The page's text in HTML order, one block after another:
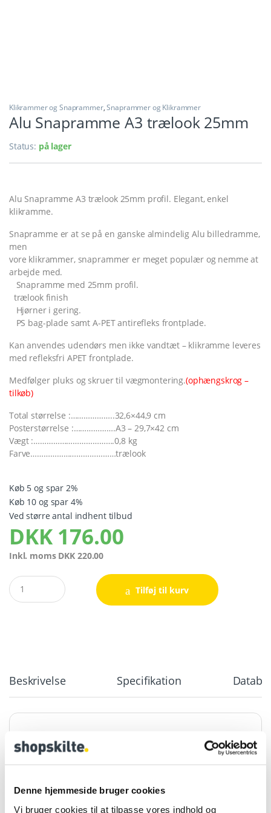
Denne hjemmeside bruger cookies
Vi bruger cookies til at tilpasse vores indhold og
Klikrammer og Snaprammer,Snaprammer og Klikrammer
Alu Snapramme A3 trælook 25mm
Status: på lager
Alu Snapramme A3 trælook 25mm profil. Elegant, enkel
klikramme.
Snapramme er at se på en ganske almindelig Alu billedramme,
men
vore klikrammer, snaprammer er meget populær og nemme at
arbejde med.
Snapramme med 25mm profil.
trælook finish
Hjørner i gering.
PS bag-plade samt A-PET antirefleks frontplade.
Kan anvendes udendørs men ikke vandtæt – klikramme leveres
med refleksfri APET frontplade.
Medfølger pluks og skruer til vægmontering.(ophængskrog –
tilkøb)
Total størrelse :………………..32,6×44,9 cm
Posterstørrelse :……………….A3 – 29,7×42 cm
Vægt :……………………………….0,8 kg
Farve…………………………………trælook
Køb 5 og spar 2%
Køb 10 og spar 4%
Ved større antal indhent tilbud
DKK176.00
Inkl. moms DKK 220.00
Quantity
Tilføj til kurv
Beskrivelse Specifikation
Alu Snapramme A3 trælook
25mm profil
enkel klikramme.